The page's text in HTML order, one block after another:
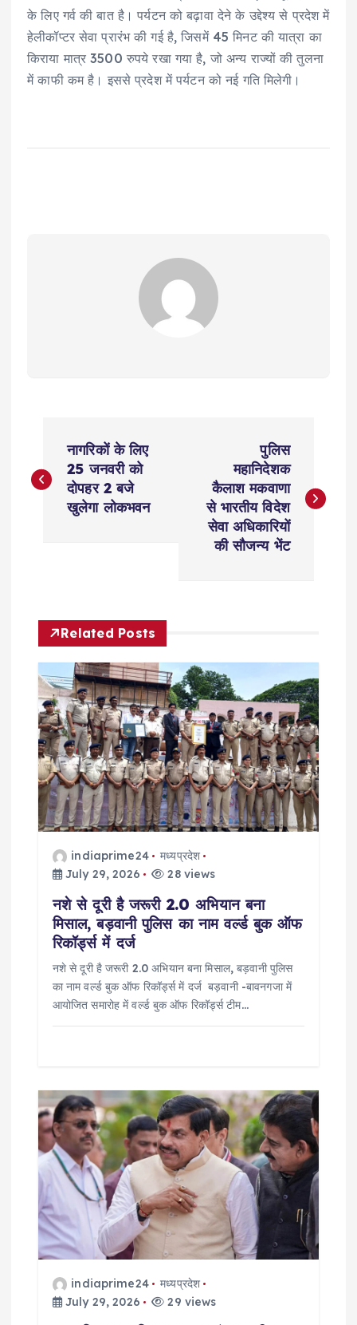
के लिए गर्व की बात है। पर्यटन को बढ़ावा देने के उद्देश्य से प्रदेश में
हेलीकॉप्टर सेवा प्रारंभ की गई है, जिसमें 45 मिनट की यात्रा का
किराया मात्र 3500 रुपये रखा गया है, जो अन्य राज्यों की तुलना
में काफी कम है। इससे प्रदेश में पर्यटन को नई गति मिलेगी।
o
a
v
g
a
t
नागरिकों के लिए
25 जनवरी को
दोपहर 2 बजे
खुलेगा लोकभवन
पुलिस
महानिदेशक
कैलाश मकवाणा
से भारतीय विदेश
सेवा अधिकारियों
की सौजन्य भेंट
Related Posts
indiaprime24
मध्यप्रदेश
July 29, 2026
28 views
नशे से दूरी है जरूरी 2.0 अभियान बना
मिसाल, बड़वानी पुलिस का नाम वर्ल्ड बुक ऑफ
रिकॉर्ड्स में दर्ज
नशे से दूरी है जरूरी 2.0 अभियान बना मिसाल, बड़वानी पुलिस
का नाम वर्ल्ड बुक ऑफ रिकॉर्ड्स में दर्ज बड़वानी -बावनगजा में
आयोजित समारोह में वर्ल्ड बुक ऑफ रिकॉर्ड्स टीम…
indiaprime24
मध्यप्रदेश
July 29, 2026
29 views